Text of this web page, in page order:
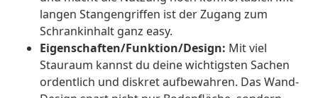
langen Stangengriffen ist der Zugang zum
Schrankinhalt ganz easy.
Eigenschaften/Funktion/Design: Mit viel
Stauraum kannst du deine wichtigsten Sachen
ordentlich und diskret aufbewahren. Das Wand-